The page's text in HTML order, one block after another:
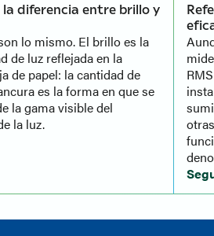
la diferencia entre brillo y
lo mismo. El brillo es la
de luz reflejada en la
de papel: la cantidad de
es la forma en que se
la gama visible del
la luz.